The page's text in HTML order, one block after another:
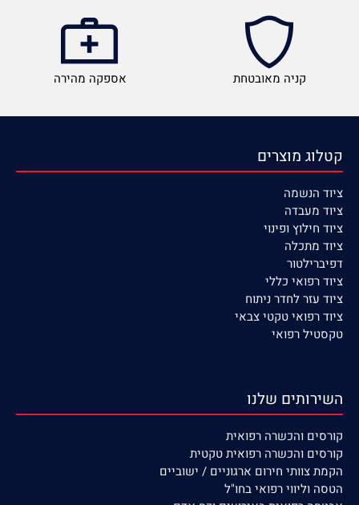
קניה מאובטחת אספקה מהירה
קטלוג מוצרים
ציוד הנשמה
ציוד מעבדה
ציוד חילוץ ופינוי
ציוד מתכלה
דפיברילטור
ציוד רפואי כללי
ציוד עזר לחדר ניתוח
ציוד רפואי טקטי צבאי
טקסטיל רפואי
השירותים שלנו
קורסים והכשרה רפואית
קורסים והכשרה רפואית טקטית
הקמת צוותי חירום ארגוניים / ישוביים
הטסה וליווי רפואי בחו"ל